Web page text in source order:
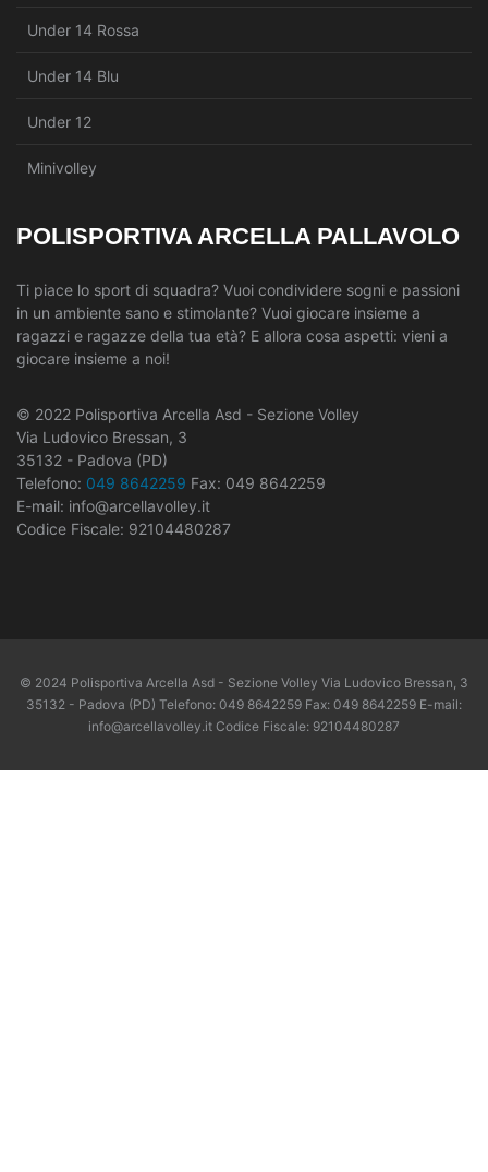
Under 14 Rossa
Under 14 Blu
Under 12
Minivolley
POLISPORTIVA ARCELLA PALLAVOLO
Ti piace lo sport di squadra? Vuoi condividere sogni e passioni
in un ambiente sano e stimolante? Vuoi giocare insieme a
ragazzi e ragazze della tua età? E allora cosa aspetti: vieni a
giocare insieme a noi!
© 2022 Polisportiva Arcella Asd - Sezione Volley
Via Ludovico Bressan, 3
35132 - Padova (PD)
Telefono: 049 8642259 Fax: 049 8642259
E-mail: info@arcellavolley.it
Codice Fiscale: 92104480287
© 2024 Polisportiva Arcella Asd - Sezione Volley Via Ludovico Bressan, 3
35132 - Padova (PD) Telefono: 049 8642259 Fax: 049 8642259 E-mail:
info@arcellavolley.it Codice Fiscale: 92104480287